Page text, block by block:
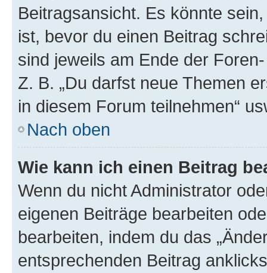
Beitragsansicht. Es könnte
ist, bevor du einen Beitrag
sind jeweils am Ende der
Z. B. „Du darfst neue Themen
in diesem Forum teilnehmen“
Nach oben
Wie kann ich einen Beitrag
Wenn du nicht Administrator
eigenen Beiträge bearbeiten
bearbeiten, indem du das
entsprechenden Beitrag